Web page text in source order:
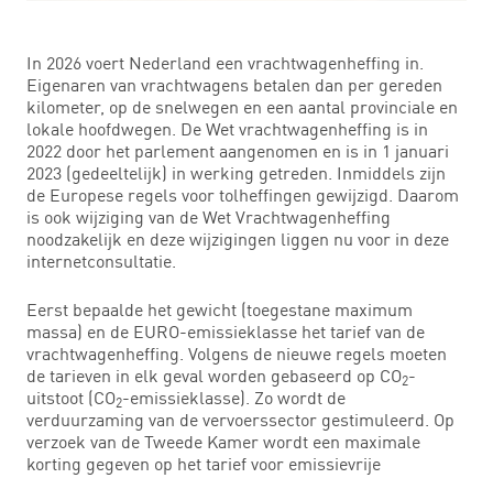
In 2026 voert Nederland een vrachtwagenheffing in.
Eigenaren van vrachtwagens betalen dan per gereden
kilometer, op de snelwegen en een aantal provinciale en
lokale hoofdwegen. De Wet vrachtwagenheffing is in
2022 door het parlement aangenomen en is in 1 januari
2023 (gedeeltelijk) in werking getreden. Inmiddels zijn
de Europese regels voor tolheffingen gewijzigd. Daarom
is ook wijziging van de Wet Vrachtwagenheffing
noodzakelijk en deze wijzigingen liggen nu voor in deze
internetconsultatie.
Eerst bepaalde het gewicht (toegestane maximum
massa) en de EURO-emissieklasse het tarief van de
vrachtwagenheffing. Volgens de nieuwe regels moeten
de tarieven in elk geval worden gebaseerd op CO2-
uitstoot (CO2-emissieklasse). Zo wordt de
verduurzaming van de vervoerssector gestimuleerd. Op
verzoek van de Tweede Kamer wordt een maximale
korting gegeven op het tarief voor emissievrije